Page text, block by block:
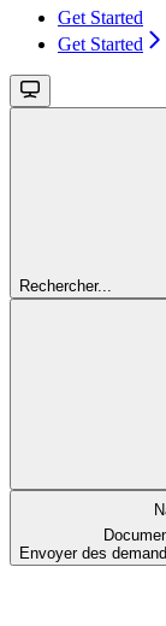
Get Started
Get Started
Rechercher...
Envoyer des